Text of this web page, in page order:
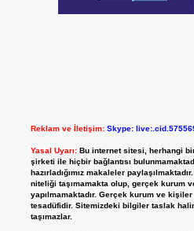
Reklam ve İletişim: Skype:
Yasal Uyarı: Bu internet sitesi, herhangi
şirketi ile hiçbir bağlantısı
hazırladığımız makaleler
niteliği taşımamakta olup, gerçek kurum
yapılmamaktadır. Gerçek kurum ve
tesadüfidir. Sitemizdeki bilgiler taslak
taşımazlar.